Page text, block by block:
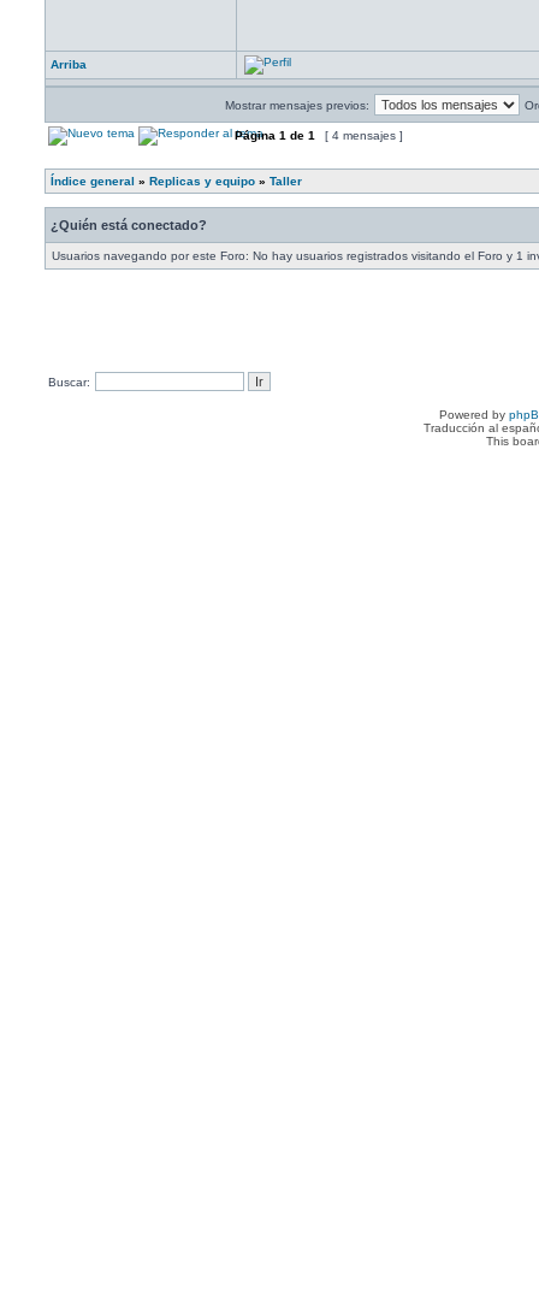
Arriba
Mostrar mensajes previos:
Página 1 de 1 [ 4 mensajes ]
Índice general » Replicas y equipo » Taller
¿Quién está conectado?
Usuarios navegando por este Foro: No hay usuarios registrados visitando el Foro y 1
Buscar:
Powered by
Traducción al
This